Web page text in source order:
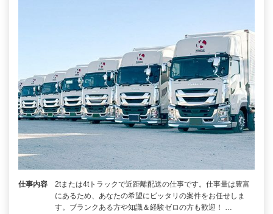
仕事内容
2tまたは4tトラックで近距離配送の仕事です。仕事量は豊富
にあるため、あなたの希望にピッタリの案件をお任せしま
す。ブランクある方や知識＆経験ゼロの方も歓迎！ …